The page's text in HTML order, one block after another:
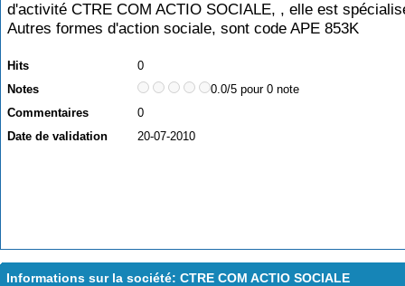
d'activité CTRE COM ACTIO SOCIALE, , elle est
Autres formes d'action sociale, sont code APE 853K
Hits
0
Notes
0.0/5 pour 0 note
Commentaires
0
Date de validation
20-07-2010
Informations sur la société: CTRE COM ACTIO SOCIALE